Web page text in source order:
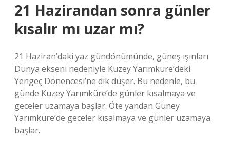
21 Hazirandan sonra günler
kısalır mı uzar mı?
21 Haziran’daki yaz gündönümünde, güneş ışınları
Dünya ekseni nedeniyle Kuzey Yarımküre’deki
Yengeç Dönencesi’ne dik düşer. Bu nedenle, bu
günde Kuzey Yarımküre’de günler kısalmaya ve
geceler uzamaya başlar. Öte yandan Güney
Yarımküre’de geceler kısalmaya ve günler uzamaya
başlar.